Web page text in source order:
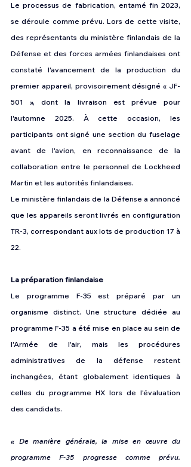
Le processus de fabrication, entamé fin 2023,
se déroule comme prévu. Lors de cette visite,
des représentants du ministère finlandais de la
Défense et des forces armées finlandaises ont
constaté l'avancement de la production du
premier appareil, provisoirement désigné « JF-
501 », dont la livraison est prévue pour
l'automne 2025. À cette occasion, les
participants ont signé une section du fuselage
avant de l'avion, en reconnaissance de la
collaboration entre le personnel de Lockheed
Martin et les autorités finlandaises.
Le ministère finlandais de la Défense a annoncé
que les appareils seront livrés en configuration
TR-3, correspondant aux lots de production 17 à
22.
La préparation finlandaise
Le programme F-35 est préparé par un
organisme distinct. Une structure dédiée au
programme F-35 a été mise en place au sein de
l'Armée de l'air, mais les procédures
administratives de la défense restent
inchangées, étant globalement identiques à
celles du programme HX lors de l'évaluation
des candidats.
« De manière générale, la mise en œuvre du
programme F-35 progresse comme prévu.